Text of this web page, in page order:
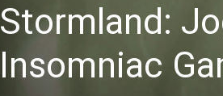
Stormland:
Insomniac